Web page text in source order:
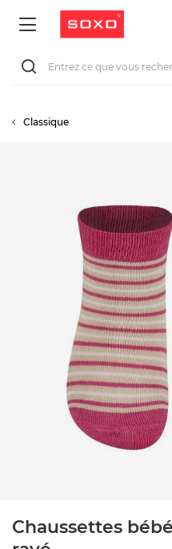
Classique
Chaussettes